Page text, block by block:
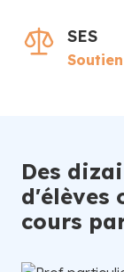
SES
Des
d'élèves
cours